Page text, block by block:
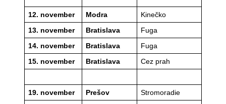
12. november Modra
Kinečko
13. november
Bratislava
Fuga
14. november
Bratislava
Fuga
15. november
Bratislava Cez prah
19. november Prešov
Stromoradie